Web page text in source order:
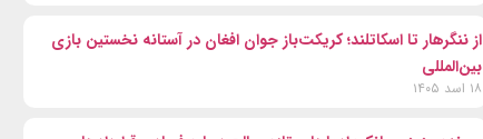
از ننگرهار تا اسکاتلند؛ کریکت‌باز جوان افغان در آستانه نخستین بازی
بین‌المللی
۱۸ اسد ۱۴۰۵